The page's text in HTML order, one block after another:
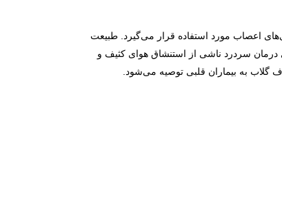
اعصاب مورد استفاده قرار می‌گیرد. طبیعت
سردرد ناشی از استنشاق هوای کثیف و
به بیماران قلبی توصیه می‌شود.